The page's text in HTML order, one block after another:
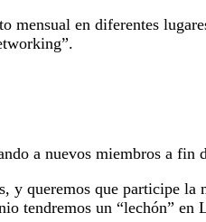
mensual en diferentes
a nuevos miembros a fin
y queremos que participe
tendremos un “lechón”